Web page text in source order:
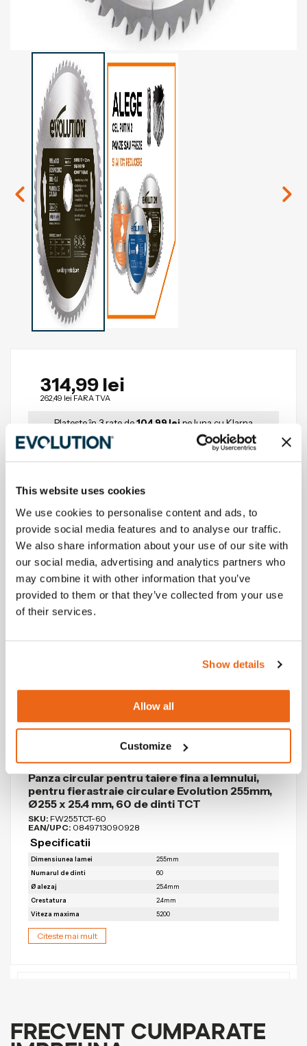
This website uses cookies
We use cookies to personalise content and ads, to
provide social media features and to analyse our traffic.
We also share information about your use of our site with
our social media, advertising and analytics partners who
may combine it with other information that you’ve
provided to them or that they’ve collected from your use
of their services.
Show details
Allow all
Customize
(194 Reviews) 4.73/ 5.00
Panza circular pentru taiere fina a lemnului,
pentru fierastraie circulare Evolution 255mm,
Ø255 x 25.4 mm, 60 de dinti TCT
SKU: FW255TCT-60
EAN/UPC: 0849713090928
Specificatii
Dimensiunea lamei
255mm
Numarul de dinti
60
Ø alezaj
25.4mm
Crestatura
2.4mm
Viteza maxima
5200
Citeste mai mult
Descarcari
314,99 lei
262,49 lei FARA TVA
Plateste în 3 rate de104,99 leipe luna cu Klarna
livrare de 4–5 zile lucratoare.
Comanda
plasata
Comanda
expediata
10 Aug - 11 Aug
Comanda
livrata
14 Aug - 15 Aug
In Stoc
Frecvent cumparate